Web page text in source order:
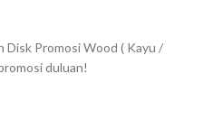
Disk Promosi Wood ( Kayu /
duluan!